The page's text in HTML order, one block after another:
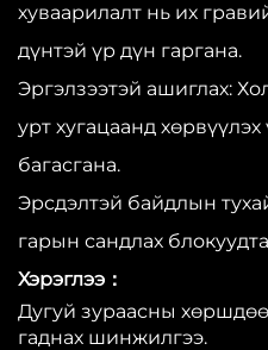
хуваарилалт нь их
дүнтэй үр дүн гаргана.
Эргэлзээтэй ашиглах:
урт хугацаанд
багасгана.
Эрсдэлтэй байдлын
гарын сандлах
Хэрэглээ：
Дугуй зураасны
гаднах шинжилгээ.